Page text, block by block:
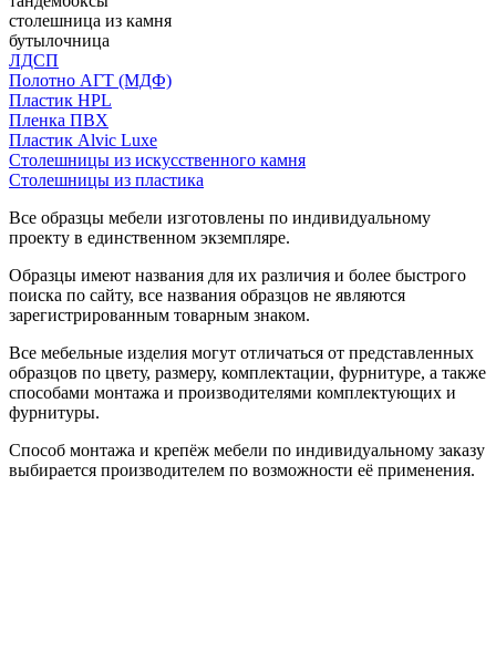
столешница из камня
бутылочница
ЛДСП
Полотно АГТ (МДФ)
Пластик HPL
Пленка ПВХ
Пластик Alvic Luxe
Столешницы из искусственного камня
Столешницы из пластика
Все образцы мебели изготовлены по индивидуальному
проекту в единственном экземпляре.
Образцы имеют названия для их различия и более быстрого
поиска по сайту, все названия образцов не являются
зарегистрированным товарным знаком.
Все мебельные изделия могут отличаться от представленных
образцов по цвету, размеру, комплектации, фурнитуре, а также
способами монтажа и производителями комплектующих и
фурнитуры.
Способ монтажа и крепёж мебели по индивидуальному заказу
выбирается производителем по возможности её применения.